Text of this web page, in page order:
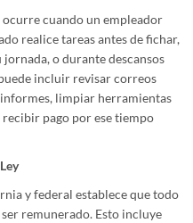
ocurre cuando un empleador
realice tareas antes de fichar,
o durante descansos
incluir revisar correos
limpiar herramientas
pago por ese tiempo
y federal establece que todo
remunerado. Esto incluye